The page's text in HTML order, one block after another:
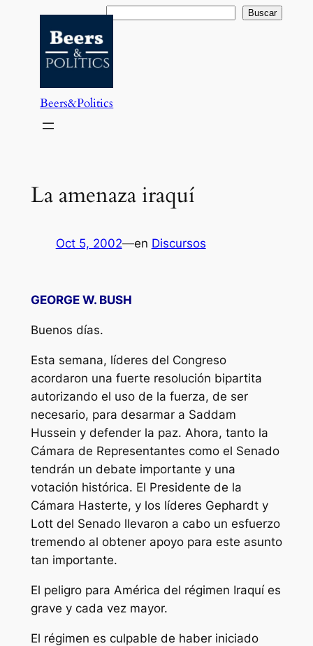
contenido
Buscar Buscar
Beers&Politics
La amenaza iraquí
Oct 5, 2002—en Discursos
GEORGE W. BUSH
Buenos días.
Esta semana, líderes del Congreso
acordaron una fuerte resolución bipartita
autorizando el uso de la fuerza, de ser
necesario, para desarmar a Saddam
Hussein y defender la paz. Ahora, tanto la
Cámara de Representantes como el Senado
tendrán un debate importante y una
votación histórica. El Presidente de la
Cámara Hasterte, y los líderes Gephardt y
Lott del Senado llevaron a cabo un esfuerzo
tremendo al obtener apoyo para este asunto
tan importante.
El peligro para América del régimen Iraquí es
grave y cada vez mayor.
El régimen es culpable de haber iniciado